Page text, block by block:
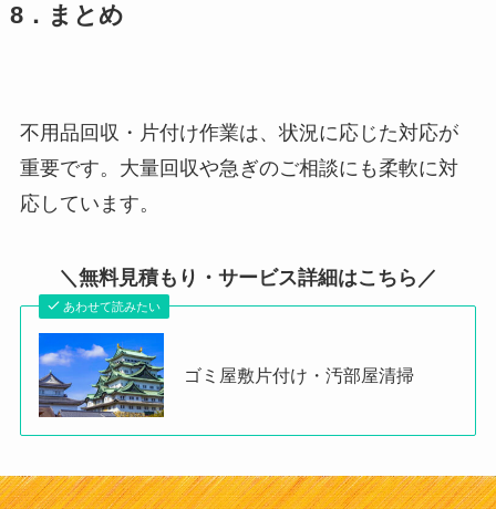
8．まとめ
不用品回収・片付け作業は、状況に応じた対応が
重要です。大量回収や急ぎのご相談にも柔軟に対
応しています。
＼無料見積もり・サービス詳細はこちら／
あわせて読みたい
ゴミ屋敷片付け・汚部屋清掃